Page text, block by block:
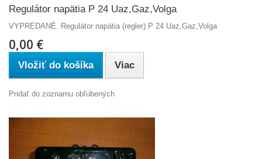
Regulátor napätia P 24 Uaz,Gaz,Volga
VYPREDANÉ. Regulátor napätia (regler) P 24 Uaz,Gaz,Volga
0,00 €
Vložiť do košíka Viac
Pridať do zoznamu obľúbených